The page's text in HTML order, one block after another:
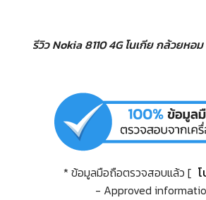
รีวิว Nokia 8110 4G โนเกีย กล้วยหอม
* ข้อมูลมือถือตรวจสอบแล้ว [
- Approved